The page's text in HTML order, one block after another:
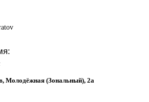
Молодёжная (Зональный), 2а